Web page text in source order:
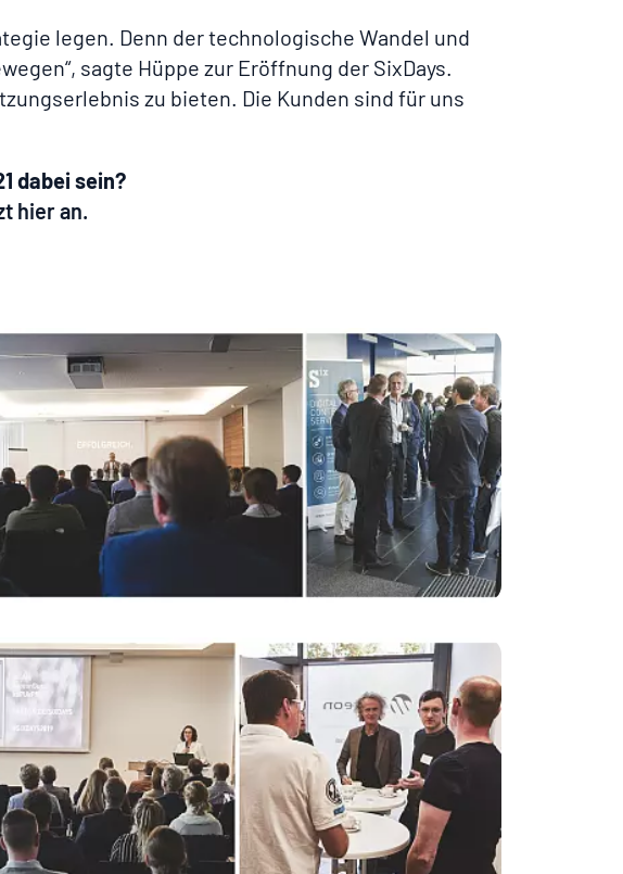
legen. Denn der technologische Wandel und
sagte Hüppe zur Eröffnung der SixDays.
zu bieten. Die Kunden sind für uns
dabei sein?
hier an.